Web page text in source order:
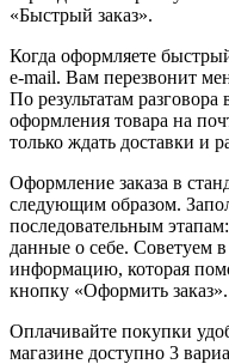
«Быстрый заказ».
Когда оформляете
e-mail. Вам перезвонит
По результатам
оформления товара на
только ждать доставки и
Оформление заказа в
следующим образом.
последовательным
данные о себе. Советуем
информацию, которая
кнопку «Оформить заказ».
Оплачивайте покупки
магазине доступно 3